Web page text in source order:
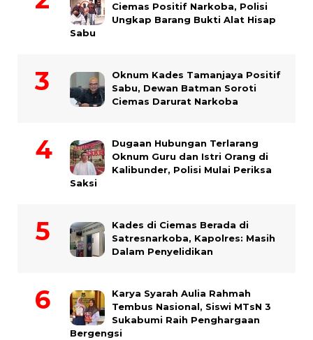
Ciemas Positif Narkoba, Polisi
Ungkap Barang Bukti Alat Hisap
Sabu
Oknum Kades Tamanjaya Positif
Sabu, Dewan Batman Soroti
Ciemas Darurat Narkoba
Dugaan Hubungan Terlarang
Oknum Guru dan Istri Orang di
Kalibunder, Polisi Mulai Periksa
Saksi
Kades di Ciemas Berada di
Satresnarkoba, Kapolres: Masih
Dalam Penyelidikan
Karya Syarah Aulia Rahmah
Tembus Nasional, Siswi MTsN 3
Sukabumi Raih Penghargaan
Bergengsi